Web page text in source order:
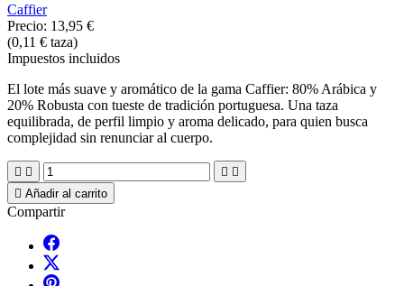
Caffier
Precio: 13,95 €
(0,11 € taza)
Impuestos incluidos
El lote más suave y aromático de la gama Caffier: 80% Arábica y
20% Robusta con tueste de tradición portuguesa. Una taza
equilibrada, de perfil limpio y aroma delicado, para quien busca
complejidad sin renunciar al cuerpo.
   
 Añadir al carrito
Compartir